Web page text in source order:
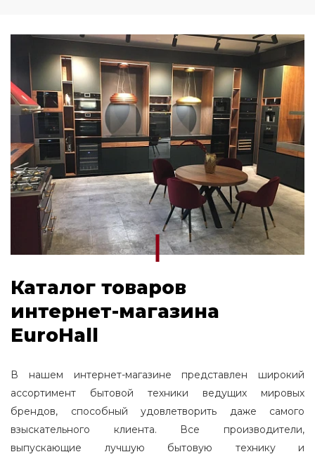
Каталог товаров
интернет-магазина
EuroHall
В нашем интернет-магазине представлен широкий
ассортимент бытовой техники ведущих мировых
брендов, способный удовлетворить даже самого
взыскательного клиента. Все производители,
выпускающие лучшую бытовую технику и